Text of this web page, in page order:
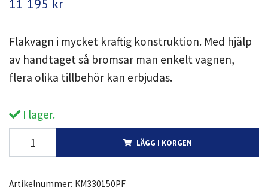
11 195 kr
Flakvagn i mycket kraftig konstruktion. Med hjälp
av handtaget så bromsar man enkelt vagnen,
flera olika tillbehör kan erbjudas.
I lager.
LÄGG I KORGEN
Artikelnummer: KM330150PF